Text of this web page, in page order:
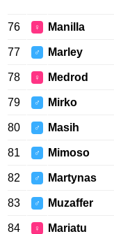
76 ♀ Manilla
77 ♂ Marley
78 ♀ Medrod
79 ♂ Mirko
80 ♂ Masih
81 ♂ Mimoso
82 ♂ Martynas
83 ♂ Muzaffer
84 ♀ Mariatu